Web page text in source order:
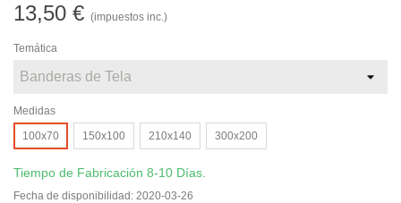
13,50 € (impuestos inc.)
Temática
Medidas
100x70
150x100 210x140 300x200
Tiempo de Fabricación 8-10 Días.
Fecha de disponibilidad: 2020-03-26